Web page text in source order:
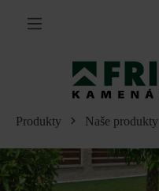
hlavný obsah
Produkty Naše produkty